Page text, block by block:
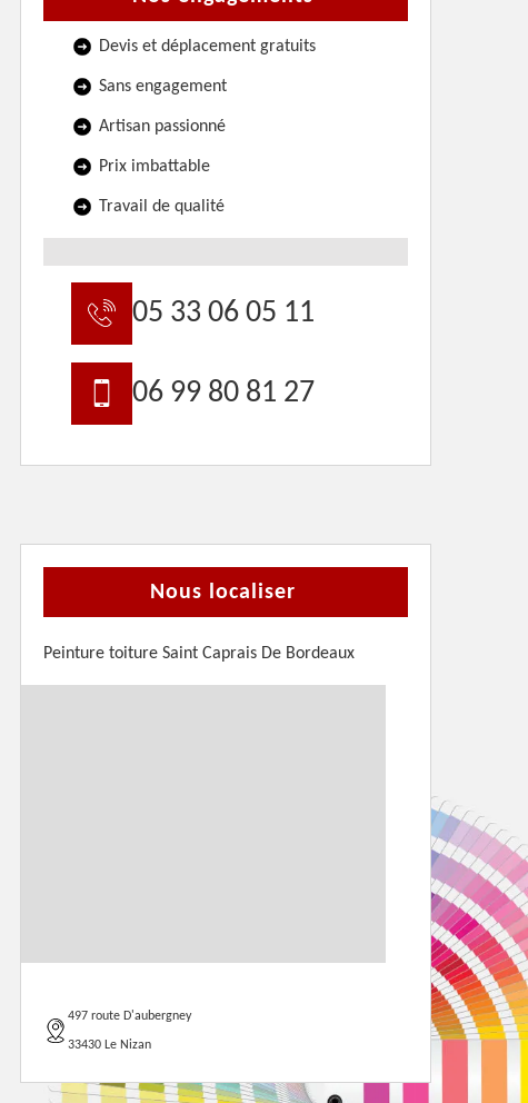
Devis et déplacement gratuits
Sans engagement
Artisan passionné
Prix imbattable
Travail de qualité
05 33 06 05 11
06 99 80 81 27
Nous localiser
Peinture toiture Saint Caprais De Bordeaux
497 route D'aubergney
33430 Le Nizan